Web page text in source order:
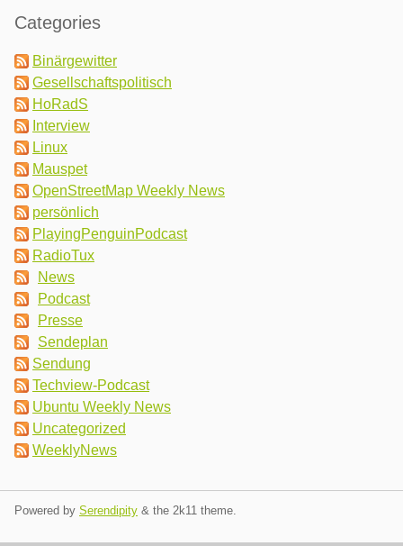
Categories
Binärgewitter
Gesellschaftspolitisch
HoRadS
Interview
Linux
Mauspet
OpenStreetMap Weekly News
persönlich
PlayingPenguinPodcast
RadioTux
News
Podcast
Presse
Sendeplan
Sendung
Techview-Podcast
Ubuntu Weekly News
Uncategorized
WeeklyNews
Powered by Serendipity & the 2k11 theme.